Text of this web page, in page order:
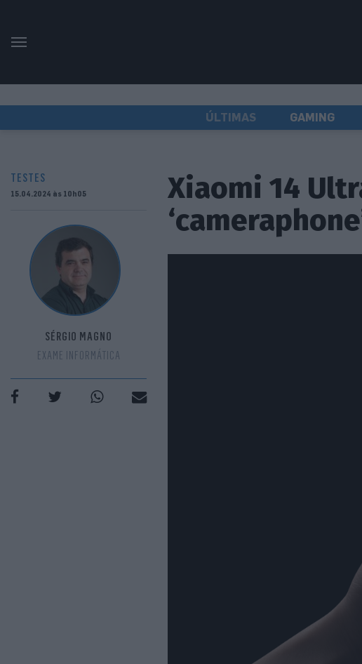
ÚLTIMAS
GAMING
TESTES
15.04.2024 às 10h05
SÉRGIO MAGNO
EXAME INFORMÁTICA
Xiaomi 14